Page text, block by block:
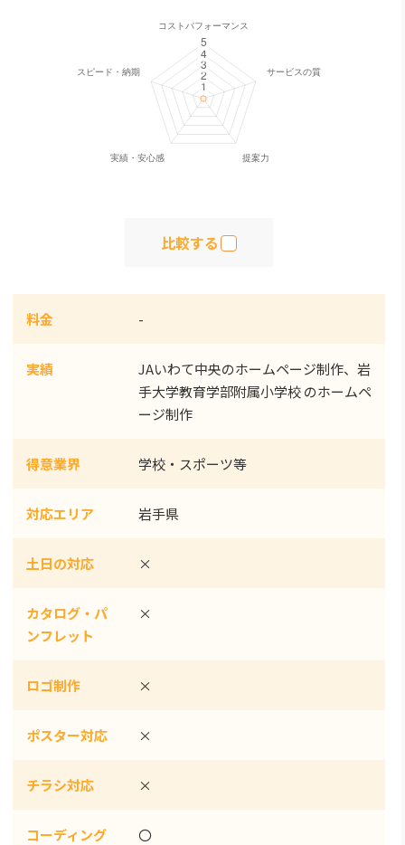
比較する
料金 -
実績
JAいわて中央のホームページ制作、岩
手大学教育学部附属小学校 のホームペ
ージ制作
得意業界 学校・スポーツ等
対応エリア 岩手県
土日の対応 ×
カタログ・パ
ンフレット
×
ロゴ制作 ×
ポスター対応 ×
チラシ対応 ×
コーディング
〇